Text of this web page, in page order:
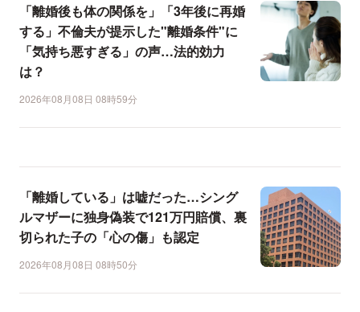
「離婚後も体の関係を」「3年後に再婚
する」不倫夫が提示した"離婚条件"に
「気持ち悪すぎる」の声…法的効力
は？
2026年08月08日 08時59分
「離婚している」は嘘だった…シング
ルマザーに独身偽装で121万円賠償、裏
切られた子の「心の傷」も認定
2026年08月08日 08時50分